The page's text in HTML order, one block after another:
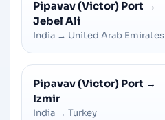
Pipavav (Victor) Port →
Jebel Ali
India → United Arab Emirates
Pipavav (Victor) Port →
Izmir
India → Turkey